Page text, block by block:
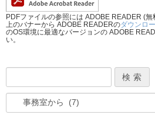
PDFファイルの参照には ADOBE READER (無
上のバナーから ADOBE READERのダウンロ
のOS環境に最適なバージョンの ADOBE
い。